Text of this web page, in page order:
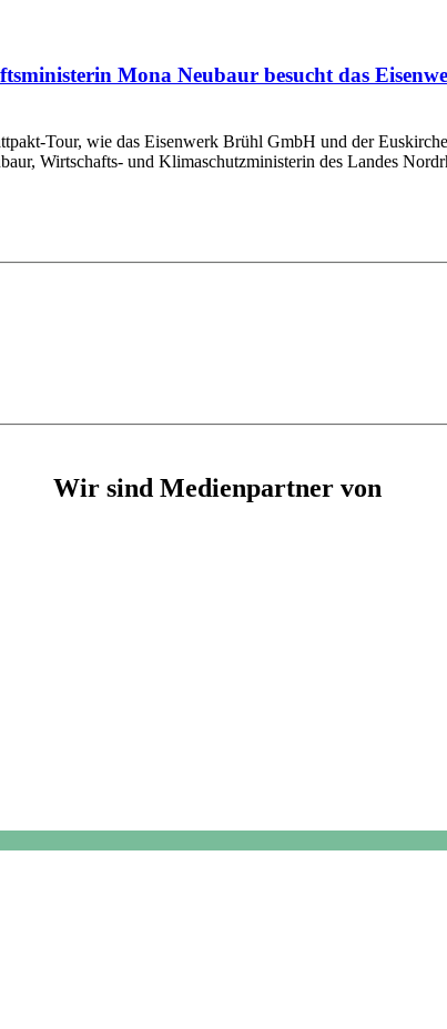
Mona Neubaur besucht das
Tour, wie das Eisenwerk Brühl GmbH und der
Wirtschafts- und Klimaschutzministerin des Landes
Wir sind Medienpartner von